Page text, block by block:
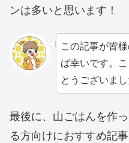
ンは多いと思います！
この記事が皆
ば幸いです。
とうございまし
最後に、山ごはんを作
る方向けにおすすめ記